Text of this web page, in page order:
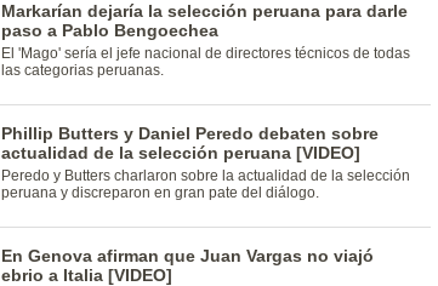
Markarían dejaría la selección peruana para darle
paso a Pablo Bengoechea
El 'Mago' sería el jefe nacional de directores técnicos de todas
las categorias peruanas.
Phillip Butters y Daniel Peredo debaten sobre
actualidad de la selección peruana [VIDEO]
Peredo y Butters charlaron sobre la actualidad de la selección
peruana y discreparon en gran pate del diálogo.
En Genova afirman que Juan Vargas no viajó
ebrio a Italia [VIDEO]